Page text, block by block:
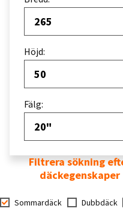
265
Höjd:
50
Fälg:
20"
Sommardäck Dubbdäck
Filtrera sökning
däckegenskaper